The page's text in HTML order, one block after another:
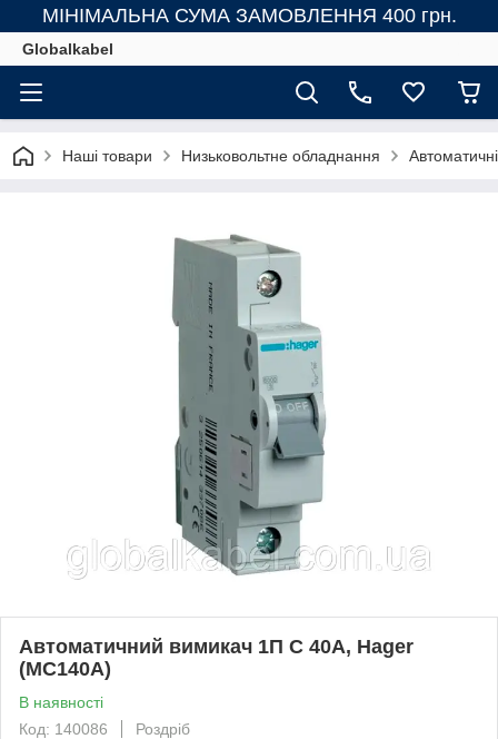
МІНІМАЛЬНА СУМА ЗАМОВЛЕННЯ 400 грн.
Globalkabel
Наші товари Низьковольтне обладнання
Автоматичний вимикач 1П С 40А, Hager
(MC140A)
В наявності
Код: 140086
Роздріб